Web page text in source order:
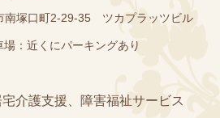
南塚口町2-29-35 ツカプラッツビル
：近くにパーキングあり
介護支援、障害福祉サービス